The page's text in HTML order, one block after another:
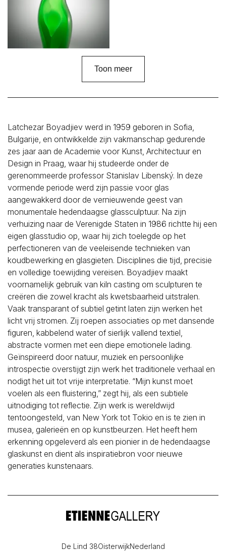
Toon meer
Latchezar Boyadjiev werd in 1959 geboren in Sofia,
Bulgarije, en ontwikkelde zijn vakmanschap gedurende
zes jaar aan de Academie voor Kunst, Architectuur en
Design in Praag, waar hij studeerde onder de
gerenommeerde professor Stanislav Libenský. In deze
vormende periode werd zijn passie voor glas
aangewakkerd door de vernieuwende geest van
monumentale hedendaagse glassculptuur. Na zijn
verhuizing naar de Verenigde Staten in 1986 richtte hij een
eigen glasstudio op, waar hij zich toelegde op het
perfectioneren van de veeleisende technieken van
koudbewerking en glasgieten. Disciplines die tijd, precisie
en volledige toewijding vereisen. Boyadjiev maakt
voornamelijk gebruik van kiln casting om sculpturen te
creëren die zowel kracht als kwetsbaarheid uitstralen.
Vaak transparant of subtiel getint laten zijn werken het
licht vrij stromen. Zij roepen associaties op met dansende
figuren, kabbelend water of sierlijk vallend textiel,
abstracte vormen met een diepe emotionele lading.
Geïnspireerd door natuur, muziek en persoonlijke
introspectie overstijgt zijn werk het traditionele verhaal en
nodigt het uit tot vrije interpretatie. “Mijn kunst moet
voelen als een fluistering,” zegt hij, als een subtiele
uitnodiging tot reflectie. Zijn werk is wereldwijd
tentoongesteld, van New York tot Tokio en is te zien in
musea, galerieën en op kunstbeurzen. Het heeft hem
erkenning opgeleverd als een pionier in de hedendaagse
glaskunst en dient als inspiratiebron voor nieuwe
generaties kunstenaars.
De Lind 38OisterwijkNederland